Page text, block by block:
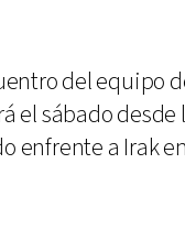
del equipo
el sábado desde
enfrente a Irak